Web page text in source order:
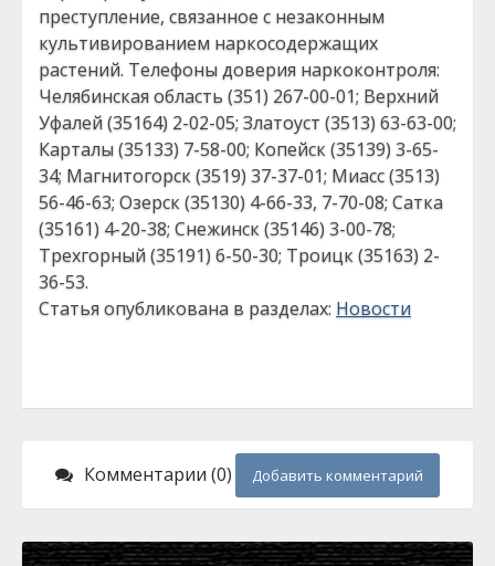
преступление, связанное с незаконным
культивированием наркосодержащих
растений. Телефоны доверия наркоконтроля:
Челябинская область (351) 267-00-01; Верхний
Уфалей (35164) 2-02-05; Златоуст (3513) 63-63-00;
Карталы (35133) 7-58-00; Копейск (35139) 3-65-
34; Магнитогорск (3519) 37-37-01; Миасс (3513)
56-46-63; Озерск (35130) 4-66-33, 7-70-08; Сатка
(35161) 4-20-38; Снежинск (35146) 3-00-78;
Трехгорный (35191) 6-50-30; Троицк (35163) 2-
36-53.
Статья опубликована в разделах: Новости
Комментарии (0) Добавить комментарий